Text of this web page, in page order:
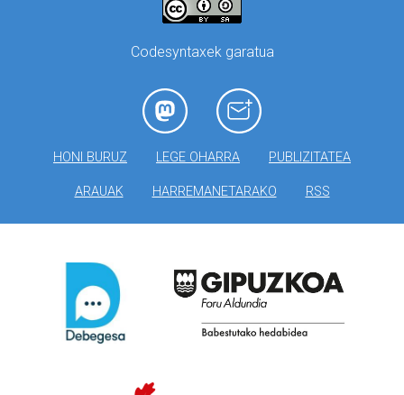
Codesyntaxek garatua
HONI BURUZ LEGE OHARRA PUBLIZITATEA
ARAUAK HARREMANETARAKO RSS